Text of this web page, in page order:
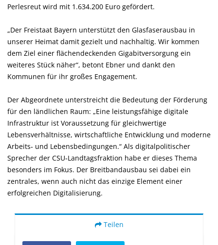
Perlesreut wird mit 1.634.200 Euro gefördert.
Der Freistaat Bayern unterstützt den Glasfaserausbau in
unserer Heimat damit gezielt und nachhaltig. Wir kommen
dem Ziel einer flächendeckenden Gigabitversorgung ein
weiteres Stück näher“, betont Ebner und dankt den
Kommunen für ihr großes Engagement.
Der Abgeordnete unterstreicht die Bedeutung der Förderung
für den ländlichen Raum: „Eine leistungsfähige digitale
Infrastruktur ist Voraussetzung für gleichwertige
Lebensverhältnisse, wirtschaftliche Entwicklung und moderne
Arbeits‑ und Lebensbedingungen.“ Als digitalpolitischer
Sprecher der CSU‑Landtagsfraktion habe er dieses Thema
besonders im Fokus. Der Breitbandausbau sei dabei ein
zentrales, wenn auch nicht das einzige Element einer
erfolgreichen Digitalisierung.
Teilen